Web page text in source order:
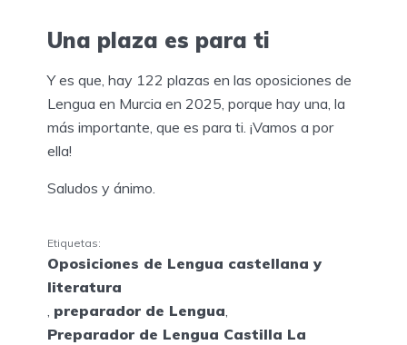
Una plaza es para ti
Y es que, hay 122 plazas en las oposiciones de
Lengua en Murcia en 2025, porque hay una, la
más importante, que es para ti. ¡Vamos a por
ella!
Saludos y ánimo.
Etiquetas:
Oposiciones de Lengua castellana y
literatura
, preparador de Lengua,
Preparador de Lengua Castilla La